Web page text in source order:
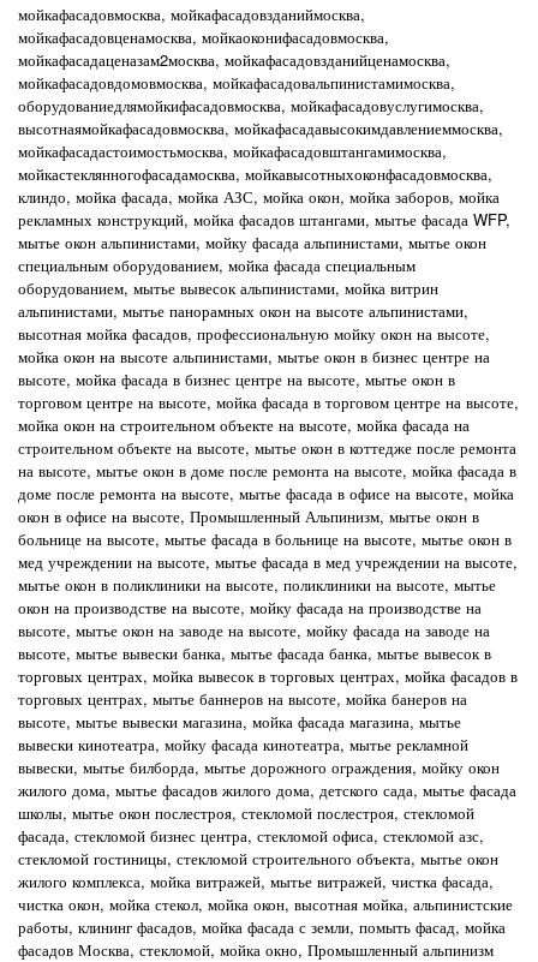
мойкафасадовмосква, мойкафасадовзданиймосква,
мойкафасадовценамосква, мойкаоконифасадовмосква,
мойкафасадаценазам2москва, мойкафасадовзданийценамосква,
мойкафасадовдомовмосква, мойкафасадовальпинистамимосква,
оборудованиедлямойкифасадовмосква, мойкафасадовуслугимосква,
высотнаямойкафасадовмосква, мойкафасадавысокимдавлениеммосква,
мойкафасадастоимостьмосква, мойкафасадовштангамимосква,
мойкастеклянногофасадамосква, мойкавысотныхоконфасадовмосква,
клиндо, мойка фасада, мойка АЗС, мойка окон, мойка заборов, мойка
рекламных конструкций, мойка фасадов штангами, мытье фасада WFP,
мытье окон альпинистами, мойку фасада альпинистами, мытье окон
специальным оборудованием, мойка фасада специальным
оборудованием, мытье вывесок альпинистами, мойка витрин
альпинистами, мытье панорамных окон на высоте альпинистами,
высотная мойка фасадов, профессиональную мойку окон на высоте,
мойка окон на высоте альпинистами, мытье окон в бизнес центре на
высоте, мойка фасада в бизнес центре на высоте, мытье окон в
торговом центре на высоте, мойка фасада в торговом центре на высоте,
мойка окон на строительном объекте на высоте, мойка фасада на
строительном объекте на высоте, мытье окон в коттедже после ремонта
на высоте, мытье окон в доме после ремонта на высоте, мойка фасада в
доме после ремонта на высоте, мытье фасада в офисе на высоте, мойка
окон в офисе на высоте, Промышленный Альпинизм, мытье окон в
больнице на высоте, мытье фасада в больнице на высоте, мытье окон в
мед учреждении на высоте, мытье фасада в мед учреждении на высоте,
мытье окон в поликлиники на высоте, поликлиники на высоте, мытье
окон на производстве на высоте, мойку фасада на производстве на
высоте, мытье окон на заводе на высоте, мойку фасада на заводе на
высоте, мытье вывески банка, мытье фасада банка, мытье вывесок в
торговых центрах, мойка вывесок в торговых центрах, мойка фасадов в
торговых центрах, мытье баннеров на высоте, мойка банеров на
высоте, мытье вывески магазина, мойка фасада магазина, мытье
вывески кинотеатра, мойку фасада кинотеатра, мытье рекламной
вывески, мытье билборда, мытье дорожного ограждения, мойку окон
жилого дома, мытье фасадов жилого дома, детского сада, мытье фасада
школы, мытье окон послестроя, стекломой послестроя, стекломой
фасада, стекломой бизнес центра, стекломой офиса, стекломой азс,
стекломой гостиницы, стекломой строительного объекта, мытье окон
жилого комплекса, мойка витражей, мытье витражей, чистка фасада,
чистка окон, мойка стекол, мойка окон, высотная мойка, альпинистские
работы, клининг фасадов, мойка фасада с земли, помыть фасад, мойка
фасадов Москва, стекломой, мойка окно, Промышленный альпинизм